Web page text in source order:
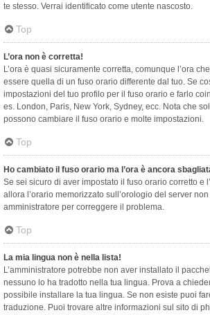
te stesso. Verrai identificato come utente nascosto.
Top
L’ora non è corretta!
L’ora è quasi sicuramente corretta, comunque l’ora
essere quella di un fuso orario differente dal tuo. Se
impostazioni del tuo profilo per il fuso orario e farlo
es. London, Paris, New York, Sydney, ecc. Nota che
possono cambiare il fuso orario e molte impostazioni.
Top
Ho cambiato il fuso orario ma l’ora è ancora
Se sei sicuro di aver impostato il fuso orario corretto e
allora l’orario memorizzato sull’orologio del server
amministratore per correggere il problema.
Top
La mia lingua non è nella lista!
L’amministratore potrebbe non aver installato il
nessuno lo ha tradotto nella tua lingua. Prova a
possibile installare la tua lingua. Se non esiste puoi
traduzione. Puoi trovare altre informazioni sul sito di